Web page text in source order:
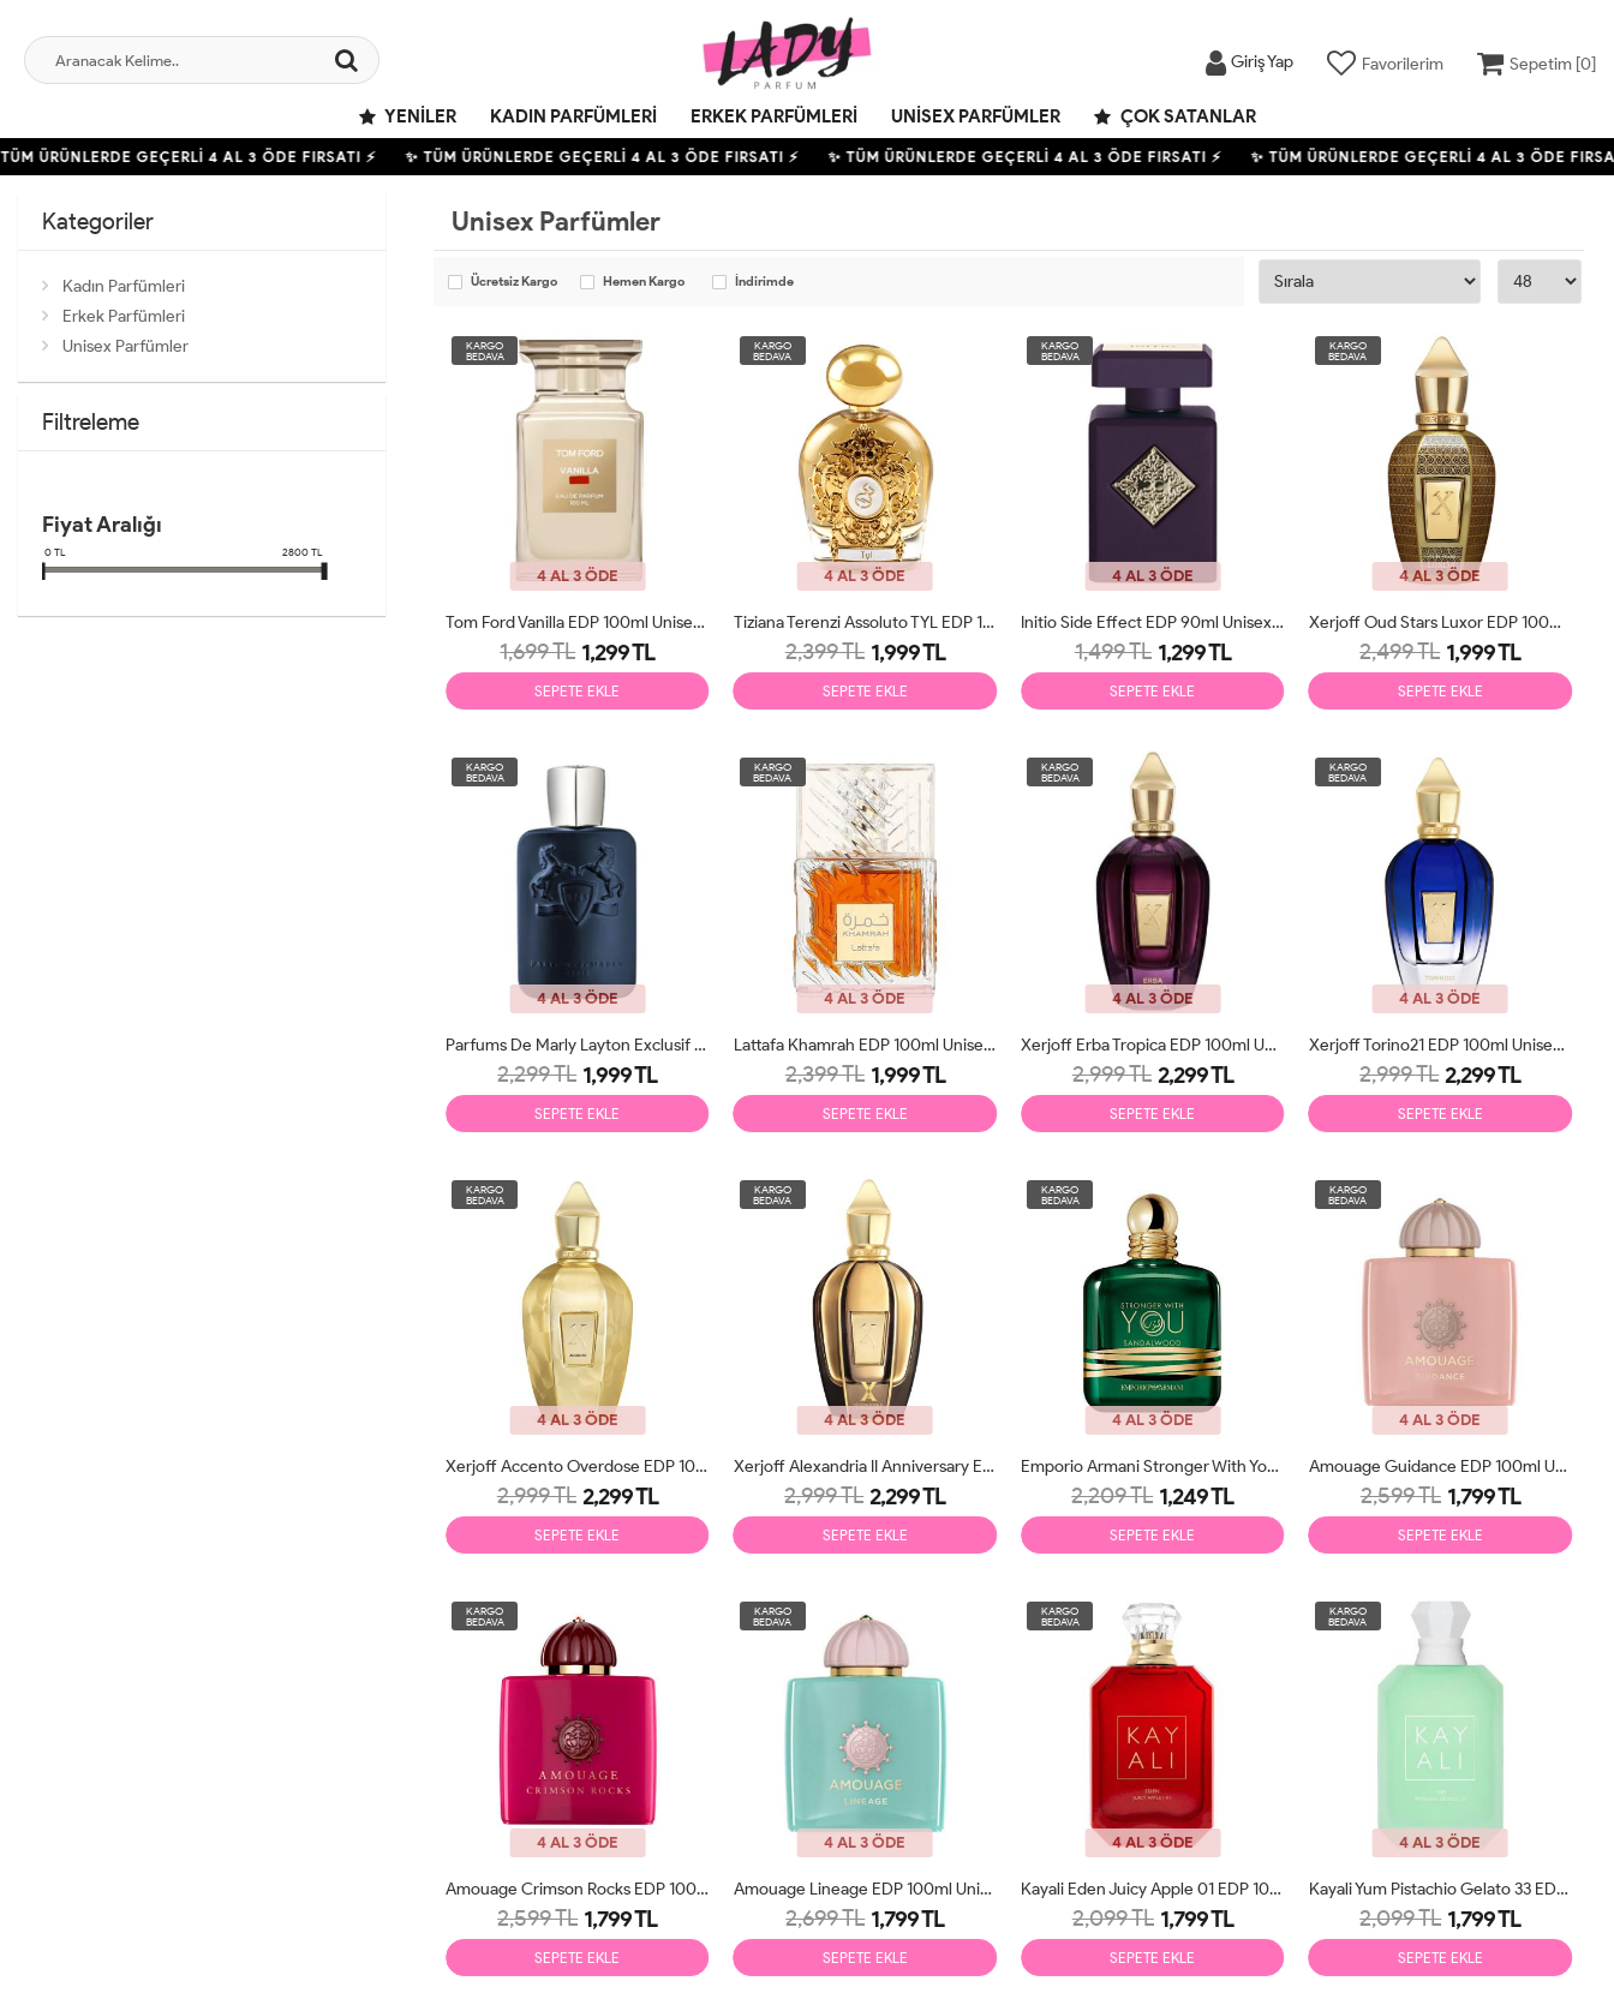
Giriş Yap Favorilerim Sepetim [0]
YENILER KADIN PARFÜMLERI ERKEK PARFÜMLERI UNISEX PARFÜMLER ÇOK SATANLAR
ÜRÜNLERDE GEÇERLİ4AL 3 ÖDE FIRSATI ⚡ ✨ TÜM ÜRÜNLERDE GEÇERLİ4AL 3 ÖDE FIRSATI ⚡ ✨ TÜM ÜRÜNLERDE GEÇERLİ4AL 3 ÖDE FIRSATI ⚡ ✨ TÜM ÜRÜNLERDE GEÇERLİ4AL 3 ÖDE FIRSATI
Kategoriler
Kadın Parfümleri
Erkek Parfümleri
Unisex Parfümler
Filtreleme
Fiyat Aralığı
0TL 2800TL
Unisex Parfümler
Ücretsiz Kargo Hemen Kargo İndirimde
KARGO
BEDAVA
4 AL 3 ÖDE
Tom Ford Vanilla EDP 100ml Unisex Parfüm Tester
1,699 TL 1,299 TL
SEPETE EKLE
KARGO
BEDAVA
4 AL 3 ÖDE
Tiziana Terenzi Assoluto TYL EDP 100ml Unisex Parfüm Tester
2,399 TL 1,999 TL
SEPETE EKLE
KARGO
BEDAVA
4 AL 3 ÖDE
Initio Side Effect EDP 90ml Unisex Parfüm Tester
1,499 TL 1,299 TL
SEPETE EKLE
KARGO
BEDAVA
4 AL 3 ÖDE
Xerjoff Oud Stars Luxor EDP 100ml Unisex Parfüm Tester
2,499 TL 1,999 TL
SEPETE EKLE
KARGO
BEDAVA
4 AL 3 ÖDE
Parfums De Marly Layton Exclusif EDP 125ml Unisex Parfüm Tester
2,299 TL 1,999 TL
SEPETE EKLE
KARGO
BEDAVA
4 AL 3 ÖDE
Lattafa Khamrah EDP 100ml Unisex Parfüm Tester
2,399 TL 1,999 TL
SEPETE EKLE
KARGO
BEDAVA
4 AL 3 ÖDE
Xerjoff Erba Tropica EDP 100ml Unisex Parfüm Tester
2,999 TL 2,299 TL
SEPETE EKLE
KARGO
BEDAVA
4 AL 3 ÖDE
Xerjoff Torino21 EDP 100ml Unisex Parfüm Tester
2,999 TL 2,299 TL
SEPETE EKLE
KARGO
BEDAVA
4 AL 3 ÖDE
Xerjoff Accento Overdose EDP 100ml Unisex Parfüm Tester
2,999 TL 2,299 TL
SEPETE EKLE
KARGO
BEDAVA
4 AL 3 ÖDE
Xerjoff Alexandria II Anniversary EDP 100ml Unisex Parfüm Tester
2,999 TL 2,299 TL
SEPETE EKLE
KARGO
BEDAVA
4 AL 3 ÖDE
Emporio Armani Stronger With You Sandalwood EDP 100ml Unisex Parfüm Tester
2,209 TL 1,249 TL
SEPETE EKLE
KARGO
BEDAVA
4 AL 3 ÖDE
Amouage Guidance EDP 100ml Unisex Parfüm Tester
2,599 TL 1,799 TL
SEPETE EKLE
KARGO
BEDAVA
4 AL 3 ÖDE
Amouage Crimson Rocks EDP 100ml Unisex Parfüm Tester
2,599 TL 1,799 TL
SEPETE EKLE
KARGO
BEDAVA
4 AL 3 ÖDE
Amouage Lineage EDP 100ml Unisex Parfüm Tester
2,699 TL 1,799 TL
SEPETE EKLE
KARGO
BEDAVA
4 AL 3 ÖDE
Kayali Eden Juicy Apple 01 EDP 100ml Unisex Parfüm Tester
2,099 TL 1,799 TL
SEPETE EKLE
KARGO
BEDAVA
4 AL 3 ÖDE
Kayali Yum Pistachio Gelato 33 EDP 100ml Unisex Parfüm Tester
2,099 TL 1,799 TL
SEPETE EKLE